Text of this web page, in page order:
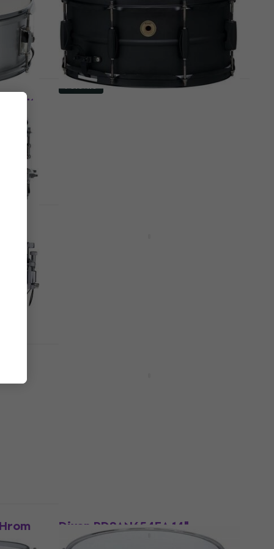
Мали бубањ
44 € 48,41 €
Na stanju u skladištu
Мали
Polovno
Dixon PDSAN654EA 14"
Enchanted Electric Blue Burst